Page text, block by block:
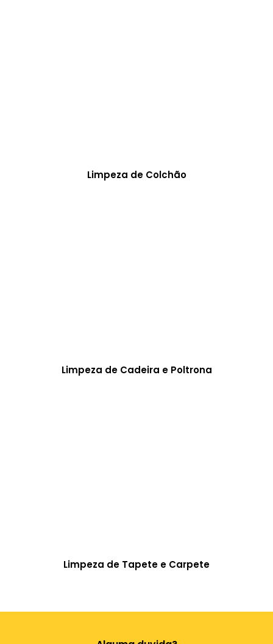
Limpeza de Colchão
Limpeza de Cadeira e Poltrona
Limpeza de Tapete e Carpete